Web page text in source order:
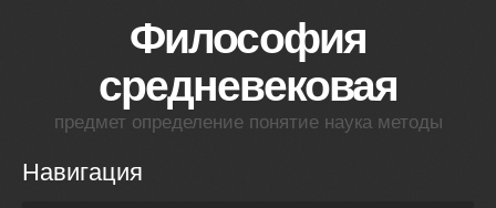
Философия
средневековая
предмет определение понятие наука методы
Навигация